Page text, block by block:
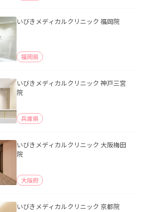
いびきメディカルクリニック 福岡院
福岡県
いびきメディカルクリニック 神戸三宮
院
兵庫県
いびきメディカルクリニック 大阪梅田
院
大阪府
いびきメディカルクリニック 京都院